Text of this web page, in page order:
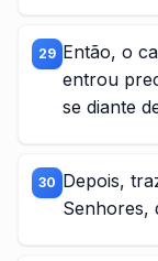
29 Então, o
entrou
se diante
30 Depois,
Senhores,